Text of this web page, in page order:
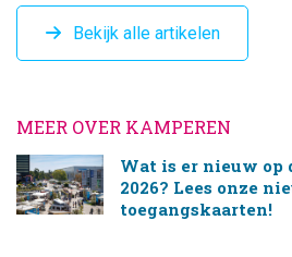
Bekijk alle artikelen
MEER OVER KAMPEREN
Wat is er nieuw op
2026? Lees onze
toegangskaarten!